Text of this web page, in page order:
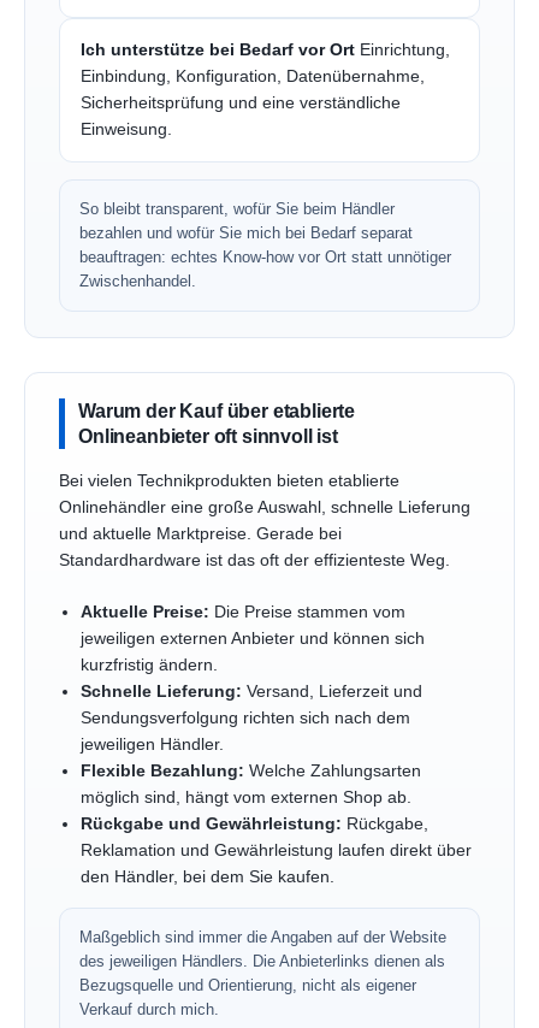
Ich unterstütze bei Bedarf vor Ort Einrichtung,
Einbindung, Konfiguration, Datenübernahme,
Sicherheitsprüfung und eine verständliche
Einweisung.
So bleibt transparent, wofür Sie beim Händler
bezahlen und wofür Sie mich bei Bedarf separat
beauftragen: echtes Know-how vor Ort statt unnötiger
Zwischenhandel.
Warum der Kauf über etablierte
Onlineanbieter oft sinnvoll ist
Bei vielen Technikprodukten bieten etablierte
Onlinehändler eine große Auswahl, schnelle Lieferung
und aktuelle Marktpreise. Gerade bei
Standardhardware ist das oft der effizienteste Weg.
Aktuelle Preise: Die Preise stammen vom
jeweiligen externen Anbieter und können sich
kurzfristig ändern.
Schnelle Lieferung: Versand, Lieferzeit und
Sendungsverfolgung richten sich nach dem
jeweiligen Händler.
Flexible Bezahlung: Welche Zahlungsarten
möglich sind, hängt vom externen Shop ab.
Rückgabe und Gewährleistung: Rückgabe,
Reklamation und Gewährleistung laufen direkt über
den Händler, bei dem Sie kaufen.
Maßgeblich sind immer die Angaben auf der Website
des jeweiligen Händlers. Die Anbieterlinks dienen als
Bezugsquelle und Orientierung, nicht als eigener
Verkauf durch mich.